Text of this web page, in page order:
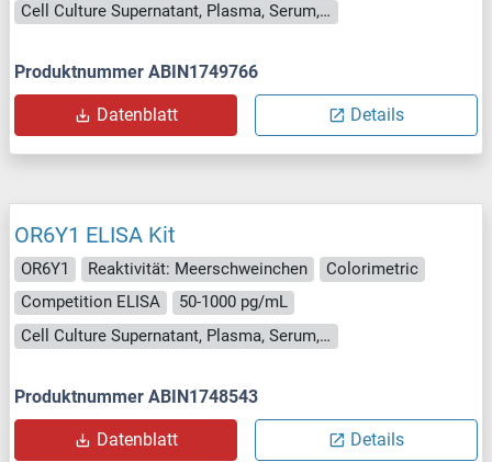
Cell Culture Supernatant, Plasma, Serum, Tissue Homogenate
Produktnummer ABIN1749766
Datenblatt Details
OR6Y1 ELISA Kit
OR6Y1 Reaktivität: Meerschweinchen
Colorimetric
Competition ELISA
50-1000 pg/mL
Cell Culture Supernatant, Plasma, Serum, Tissue Homogenate
Produktnummer ABIN1748543
Datenblatt Details